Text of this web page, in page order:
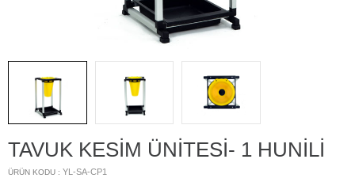
TAVUK KESIM ÜNITESI- 1 HUNILI
ÜRÜN KODU : YL-SA-CP1